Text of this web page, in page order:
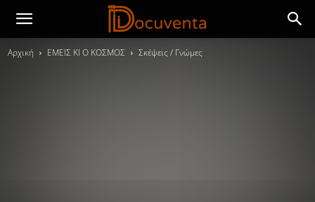
Αρχική ΕΜΕΙΣ ΚΙ Ο ΚΟΣΜΟΣ Σκέψεις / Γνώμες